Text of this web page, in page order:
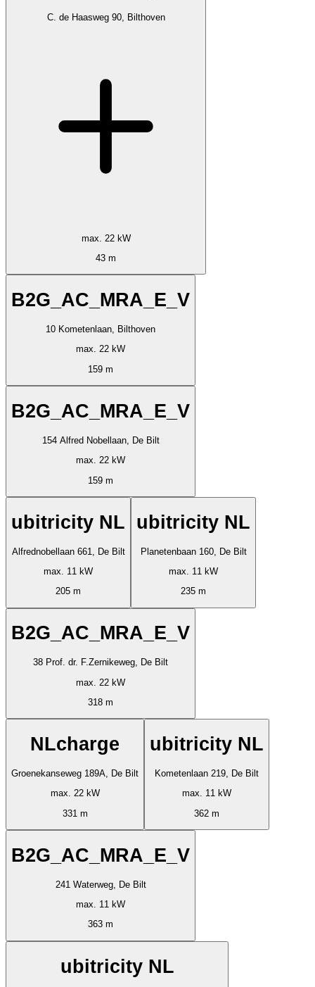
C. de Haasweg 90, Bilthoven
max. 22 kW
43 m
B2G_AC_MRA_E_V
10 Kometenlaan, Bilthoven
max. 22 kW
159 m
B2G_AC_MRA_E_V
154 Alfred Nobellaan, De Bilt
max. 22 kW
159 m
ubitricity NL
Alfrednobellaan 661, De Bilt
max. 11 kW
205 m
ubitricity NL
Planetenbaan 160, De Bilt
max. 11 kW
235 m
B2G_AC_MRA_E_V
38 Prof. dr. F.Zernikeweg, De Bilt
max. 22 kW
318 m
NLcharge
Groenekanseweg 189A, De Bilt
max. 22 kW
331 m
ubitricity NL
Kometenlaan 219, De Bilt
max. 11 kW
362 m
B2G_AC_MRA_E_V
241 Waterweg, De Bilt
max. 11 kW
363 m
ubitricity NL